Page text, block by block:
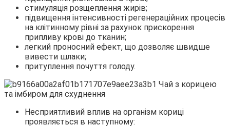
стимуляція розщеплення жирів;
підвищення інтенсивності регенераційних процесів
на клітинному рівні за рахунок прискорення
припливу крові до тканин;
легкий проносний ефект, що дозволяє швидше
вивести шлаки;
притуплення почуття голоду.
Несприятливий вплив на організм кориці
проявляється в наступному: